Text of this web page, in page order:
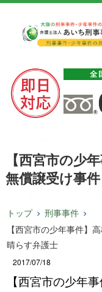
【西宮市の少
無償譲受け事
トップ
刑事事件
【西宮市の少年事件】
晴らす弁護士
2017/07/18
【西宮市の少年